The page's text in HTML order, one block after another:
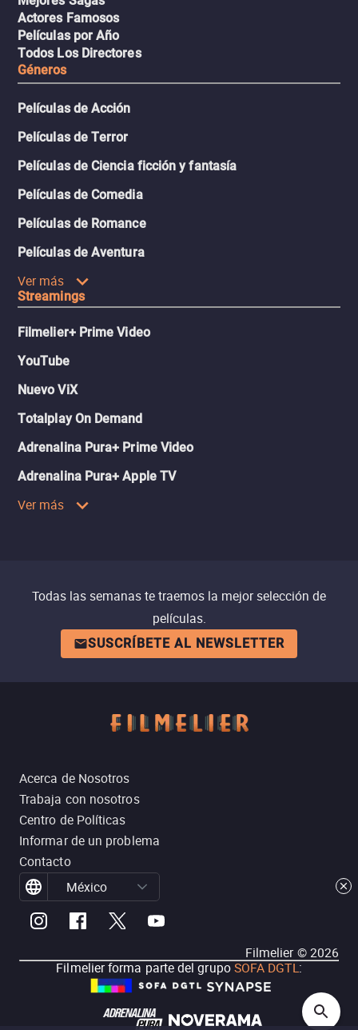
Actores Famosos
Películas por Año
Todos Los Directores
Géneros
Películas de Acción
Películas de Terror
Películas de Ciencia ficción y fantasía
Películas de Comedia
Películas de Romance
Películas de Aventura
Ver más
Streamings
Filmelier+ Prime Video
YouTube
Nuevo ViX
Totalplay On Demand
Adrenalina Pura+ Prime Video
Adrenalina Pura+ Apple TV
Ver más
Todas las semanas te traemos la mejor selección de
películas.
SUSCRÍBETE AL NEWSLETTER
Acerca de Nosotros
Trabaja con nosotros
Centro de Políticas
Informar de un problema
Contacto
México
Filmelier ©2026
Filmelier forma parte del grupoSOFA DGTL: